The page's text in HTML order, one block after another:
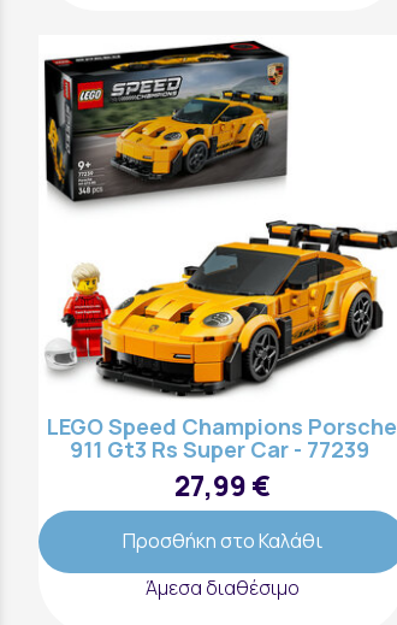
LEGO Speed Champions Porsche
911 Gt3 Rs Super Car - 77239
27,99 €
Προσθήκη στο Καλάθι
Άμεσα διαθέσιμο